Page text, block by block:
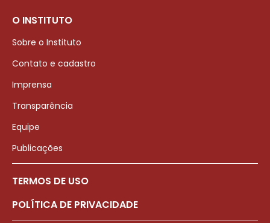
O INSTITUTO
Sobre o Instituto
Contato e cadastro
Imprensa
Transparência
Equipe
Publicações
TERMOS DE USO
POLÍTICA DE PRIVACIDADE